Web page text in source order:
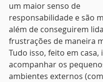
um maior senso de
responsabilidade e são
além de conseguirem
frustrações de maneira
Tudo isso, feito em casa,
acompanhar os
ambientes externos